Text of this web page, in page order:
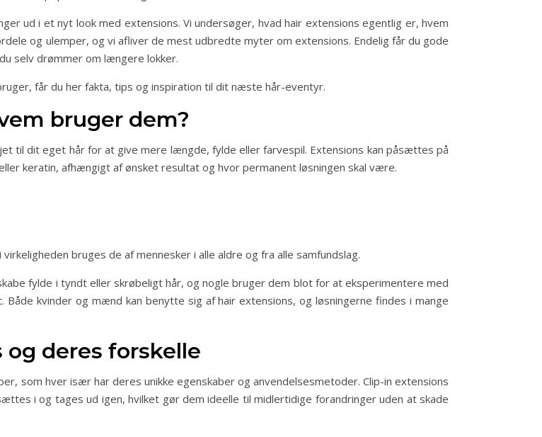
ud i et nyt look med extensions. Vi undersøger, hvad hair extensions egentlig er, hvem
og ulemper, og vi afliver de mest udbredte myter om extensions. Endelig får du gode
selv drømmer om længere lokker.
får du her fakta, tips og inspiration til dit næste hår-eventyr.
bruger dem?
til dit eget hår for at give mere længde, fylde eller farvespil. Extensions kan påsættes på
keratin, afhængigt af ønsket resultat og hvor permanent løsningen skal være.
bruges de af mennesker i alle aldre og fra alle samfundslag.
fylde i tyndt eller skrøbeligt hår, og nogle bruger dem blot for at eksperimentere med
kvinder og mænd kan benytte sig af hair extensions, og løsningerne findes i mange
deres forskelle
som hver især har deres unikke egenskaber og anvendelsesmetoder. Clip-in extensions
i og tages ud igen, hvilket gør dem ideelle til midlertidige forandringer uden at skade